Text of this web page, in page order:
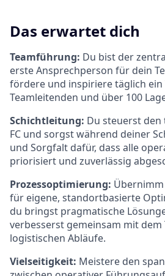
Das erwartet dich
Teamführung: Du bist der
erste Ansprechperson für dein
fördere und inspiriere täglich ein
Teamleitenden und über 100
Schichtleitung: Du steuerst
FC und sorgst während deiner
und Sorgfalt dafür, dass alle
priorisiert und zuverlässig
Prozessoptimierung:
für eigene, standortbasierte
du bringst pragmatische
verbesserst gemeinsam mit
logistischen Abläufe.
Vielseitigkeit: Meistere den